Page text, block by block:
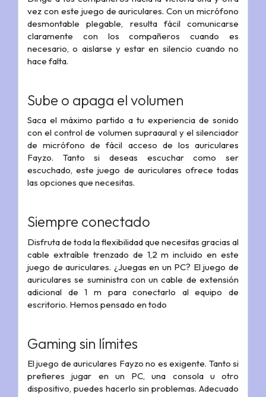
vez con este juego de auriculares. Con un micrófono
desmontable plegable, resulta fácil comunicarse
claramente con los compañeros cuando es
necesario, o aislarse y estar en silencio cuando no
hace falta.
Sube o apaga el volumen
Saca el máximo partido a tu experiencia de sonido
con el control de volumen supraaural y el silenciador
de micrófono de fácil acceso de los auriculares
Fayzo. Tanto si deseas escuchar como ser
escuchado, este juego de auriculares ofrece todas
las opciones que necesitas.
Siempre conectado
Disfruta de toda la flexibilidad que necesitas gracias al
cable extraíble trenzado de 1,2 m incluido en este
juego de auriculares. ¿Juegas en un PC? El juego de
auriculares se suministra con un cable de extensión
adicional de 1 m para conectarlo al equipo de
escritorio. Hemos pensado en todo
Gaming sin límites
El juego de auriculares Fayzo no es exigente. Tanto si
prefieres jugar en un PC, una consola u otro
dispositivo, puedes hacerlo sin problemas. Adecuado